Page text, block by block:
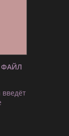
ФАЙЛ